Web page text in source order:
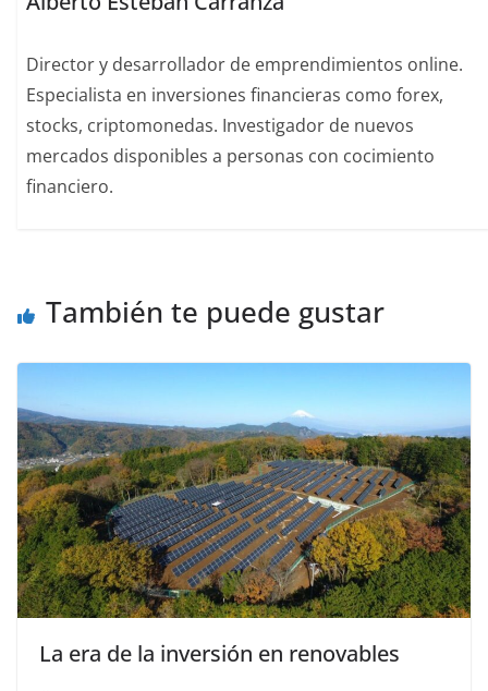
Director y desarrollador de emprendimientos online.
Especialista en inversiones financieras como forex,
stocks, criptomonedas. Investigador de nuevos
mercados disponibles a personas con cocimiento
financiero.
También te puede gustar
La era de la inversión en renovables